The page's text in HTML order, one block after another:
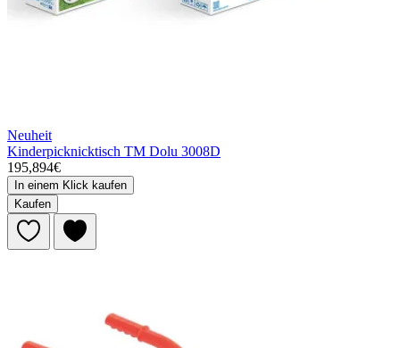
Neuheit
Kinderpicknicktisch TM Dolu 3008D
195,894€
In einem Klick kaufen
Kaufen